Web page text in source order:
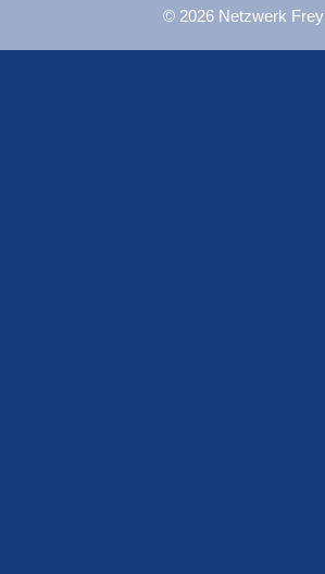
© 2026 Netzwerk Frey